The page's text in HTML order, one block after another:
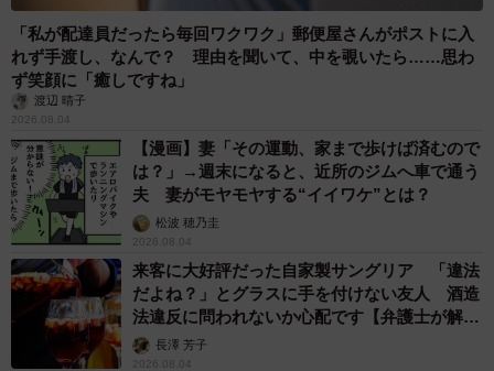
「私が配達員だったら毎回ワクワク」郵便屋さんがポストに入
れず手渡し、なんで？ 理由を聞いて、中を覗いたら……思わ
ず笑顔に「癒しですね」
渡辺 晴子
2026.08.04
【漫画】妻「その運動、家まで歩けば済むので
は？」→週末になると、近所のジムへ車で通う
夫 妻がモヤモヤする“イイワケ”とは？
松波 穂乃圭
2026.08.04
来客に大好評だった自家製サングリア 「違法
だよね？」とグラスに手を付けない友人 酒造
法違反に問われないか心配です【弁護士が解
説】長澤 芳子
2026.08.04